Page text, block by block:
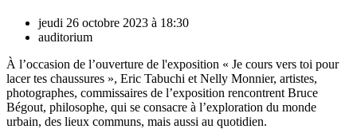
jeudi 26 octobre 2023 à 18:30
auditorium
À l’occasion de l’ouverture de l'exposition « Je cours vers toi pour
lacer tes chaussures », Eric Tabuchi et Nelly Monnier, artistes,
photographes, commissaires de l’exposition rencontrent Bruce
Bégout, philosophe, qui se consacre à l’exploration du monde
urbain, des lieux communs, mais aussi au quotidien.